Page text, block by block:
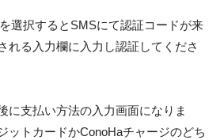
選択するとSMSにて認証コードが来
れる入力欄に入力し認証してくださ
に支払い方法の入力画面になりま
ットカードかConoHaチャージのどち